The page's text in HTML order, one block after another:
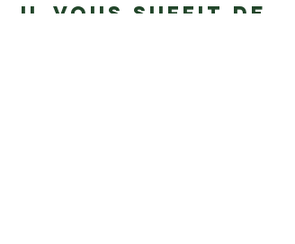
Il vous suffit de